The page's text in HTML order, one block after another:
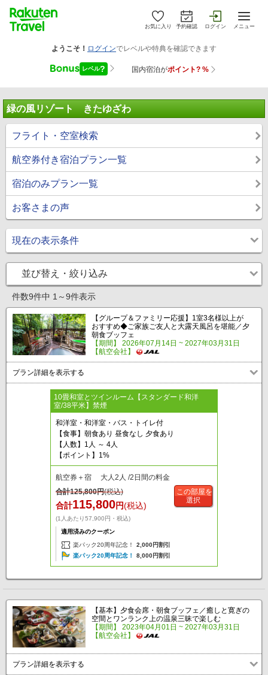
お気に入り 予約確認 ログイン メニュー
緑の風リゾート きたゆざわ
フライト・空室検索
航空券付き宿泊プラン一覧
宿泊のみプラン一覧
お客さまの声
現在の表示条件
並び替え・絞り込み
件数9件中 1～9件表示
【グループ＆ファミリー応援】1室3名様以上が
おすすめ◆ご家族ご友人と大露天風呂を堪能／夕
朝食ブッフェ
【期間】 2026年07月14日 ~ 2027年03月31日
【航空会社】
プラン詳細を表示する
10畳和室とツインルーム【スタンダード和洋
室/38平米】禁煙
和洋室・和洋室・バス・トイレ付
【食事】朝食あり 昼食なし 夕食あり
【人数】1人 ～ 4人
【ポイント】1%
航空券＋宿 大人2人 /2日間の料金
合計125,800円(税込)
合計115,800円(税込)
(1人あたり57,900円・税込)
適用済みのクーポン
楽パック20周年記念！
2,000円割引
楽パック20周年記念！
8,000円割引
この部屋を
選択
【基本】夕食会席・朝食ブッフェ／癒しと寛ぎの
空間とワンランク上の温泉三昧で楽しむ
【期間】 2023年04月01日 ~ 2027年03月31日
【航空会社】
プラン詳細を表示する